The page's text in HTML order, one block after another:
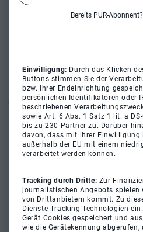
Bereits PUR-Abonnent?
Einwilligung: Durch das Klicken
Buttons stimmen Sie der
bzw. Ihrer Endeinrichtung
persönlichen Identifikatoren oder
beschriebenen
sowie Art. 6 Abs. 1 Satz 1 lit. a
bis zu230 Partner zu. Darüber
davon, dass mit ihrer Einwilligung
außerhalb der EU mit einem
verarbeitet werden können.
Tracking durch Dritte: Zur
journalistischen Angebots spielen
von Drittanbietern kommt. Zu
Dienste Tracking-Technologien
Gerät Cookies gespeichert und
wie die Gerätekennung